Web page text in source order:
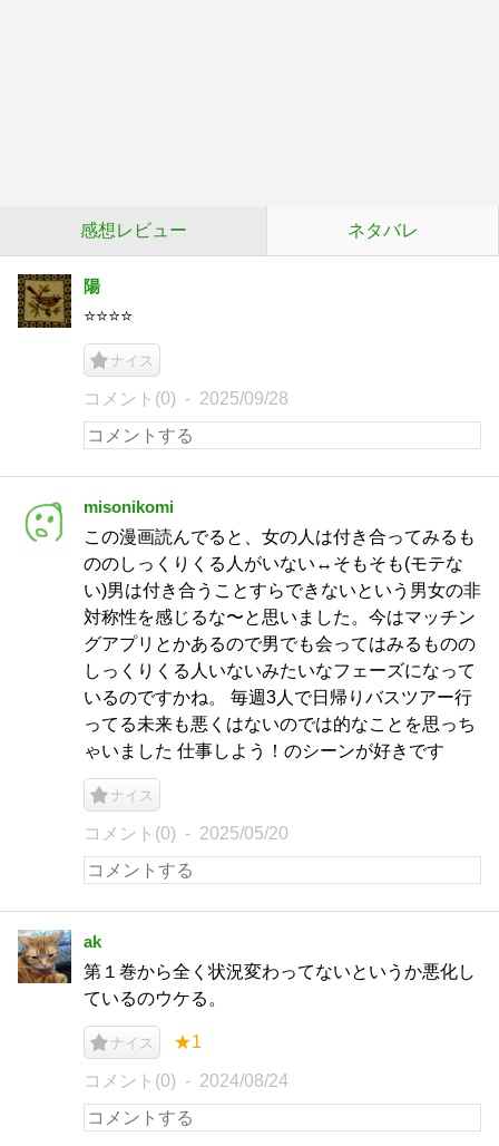
感想レビュー ネタバレ
陽
⭐️⭐️⭐️⭐️
ナイス
コメント(0) 2025/09/28
misonikomi
この漫画読んでると、女の人は付き合ってみるも
ののしっくりくる人がいない↔︎そもそも(モテな
い)男は付き合うことすらできないという男女の非
対称性を感じるな〜と思いました。今はマッチン
グアプリとかあるので男でも会ってはみるものの
しっくりくる人いないみたいなフェーズになって
いるのですかね。 毎週3人で日帰りバスツアー行
ってる未来も悪くはないのでは的なことを思っち
ゃいました 仕事しよう！のシーンが好きです
ナイス
コメント(0) 2025/05/20
ak
第１巻から全く状況変わってないというか悪化し
ているのウケる。
ナイス ★1
コメント(0) 2024/08/24